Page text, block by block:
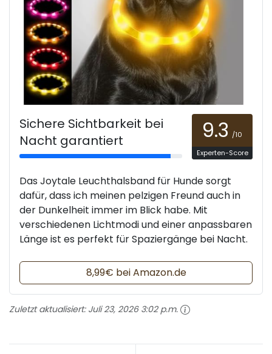
Sichere Sichtbarkeit bei
Nacht garantiert
9.3 /10
Experten-Score
Das Joytale Leuchthalsband für Hunde sorgt
dafür, dass ich meinen pelzigen Freund auch in
der Dunkelheit immer im Blick habe. Mit
verschiedenen Lichtmodi und einer anpassbaren
Länge ist es perfekt für Spaziergänge bei Nacht.
8,99€ bei Amazon.de
Zuletzt aktualisiert: Juli 23, 2026 3:02 p.m.